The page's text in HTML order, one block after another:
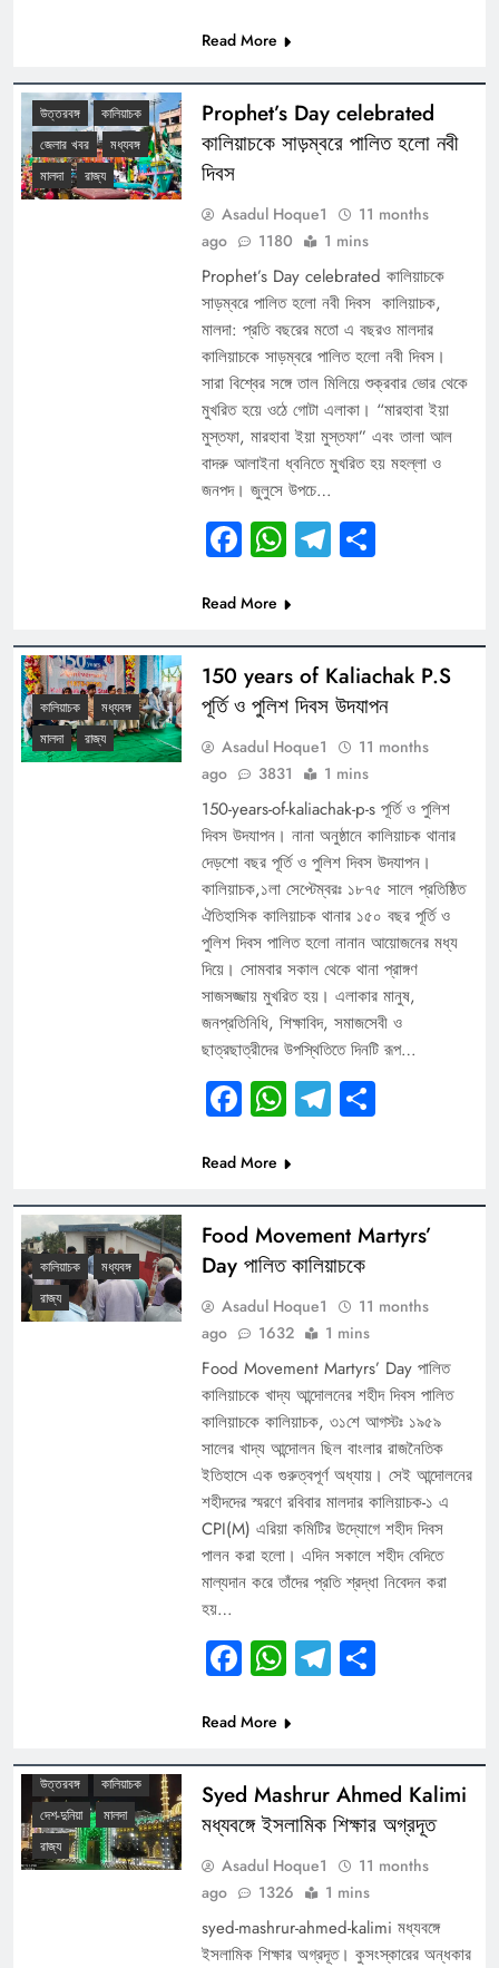
Read More
উত্তরবঙ্গ
কালিয়াচক
জেলার খবর
মধ্যবঙ্গ
মালদা
রাজ্য
Prophet’s Day celebrated
কালিয়াচকে সাড়ম্বরে পালিত হলো নবী
দিবস
Asadul Hoque1
11 months
ago
1180 1 mins
Prophet’s Day celebrated কালিয়াচকে
সাড়ম্বরে পালিত হলো নবী দিবস কালিয়াচক,
মালদা: প্রতি বছরের মতো এ বছরও মালদার
কালিয়াচকে সাড়ম্বরে পালিত হলো নবী দিবস।
সারা বিশ্বের সঙ্গে তাল মিলিয়ে শুক্রবার ভোর থেকে
মুখরিত হয়ে ওঠে গোটা এলাকা। “মারহাবা ইয়া
মুস্তফা, মারহাবা ইয়া মুস্তফা” এবং তালা আল
বাদরু আলাইনা ধ্বনিতে মুখরিত হয় মহল্লা ও
জনপদ। জুলুসে উপচে…
Facebook
WhatsApp
Telegram
Share
Read More
কালিয়াচক
মধ্যবঙ্গ
মালদা
রাজ্য
150 years of Kaliachak P.S
পূর্তি ও পুলিশ দিবস উদযাপন
Asadul Hoque1
11 months
ago
3831 1 mins
150-years-of-kaliachak-p-s পূর্তি ও পুলিশ
দিবস উদযাপন। নানা অনুষ্ঠানে কালিয়াচক থানার
দেড়শো বছর পূর্তি ও পুলিশ দিবস উদযাপন।
কালিয়াচক,১লা সেপ্টেম্বরঃ ১৮৭৫ সালে প্রতিষ্ঠিত
ঐতিহাসিক কালিয়াচক থানার ১৫০ বছর পূর্তি ও
পুলিশ দিবস পালিত হলো নানান আয়োজনের মধ্য
দিয়ে। সোমবার সকাল থেকে থানা প্রাঙ্গণ
সাজসজ্জায় মুখরিত হয়। এলাকার মানুষ,
জনপ্রতিনিধি, শিক্ষাবিদ, সমাজসেবী ও
ছাত্রছাত্রীদের উপস্থিতিতে দিনটি রূপ…
Facebook
WhatsApp
Telegram
Share
Read More
কালিয়াচক
মধ্যবঙ্গ
রাজ্য
Food Movement Martyrs’
Day পালিত কালিয়াচকে
Asadul Hoque1
11 months
ago
1632 1 mins
Food Movement Martyrs’ Day পালিত
কালিয়াচকে খাদ্য আন্দোলনের শহীদ দিবস পালিত
কালিয়াচকে কালিয়াচক, ৩১শে আগস্টঃ ১৯৫৯
সালের খাদ্য আন্দোলন ছিল বাংলার রাজনৈতিক
ইতিহাসে এক গুরুত্বপূর্ণ অধ্যায়। সেই আন্দোলনের
শহীদদের স্মরণে রবিবার মালদার কালিয়াচক-১ এ
CPI(M) এরিয়া কমিটির উদ্যোগে শহীদ দিবস
পালন করা হলো। এদিন সকালে শহীদ বেদিতে
মাল্যদান করে তাঁদের প্রতি শ্রদ্ধা নিবেদন করা
হয়…
Facebook
WhatsApp
Telegram
Share
Read More
উত্তরবঙ্গ
কালিয়াচক
দেশ-দুনিয়া
মালদা
রাজ্য
Syed Mashrur Ahmed Kalimi
মধ্যবঙ্গে ইসলামিক শিক্ষার অগ্রদূত
Asadul Hoque1
11 months
ago
1326 1 mins
syed-mashrur-ahmed-kalimi মধ্যবঙ্গে
ইসলামিক শিক্ষার অগ্রদূত। কুসংস্কারের অন্ধকার